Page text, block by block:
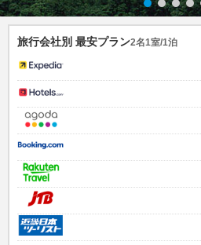
旅行会社別 最安プラン2名1室/1泊